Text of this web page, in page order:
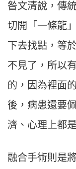
昝文清說，傳
切開「一條龍
下去找點，等
不見了，所以
的，因為裡面
後，病患還要
濟、心理上都
融合手術則是